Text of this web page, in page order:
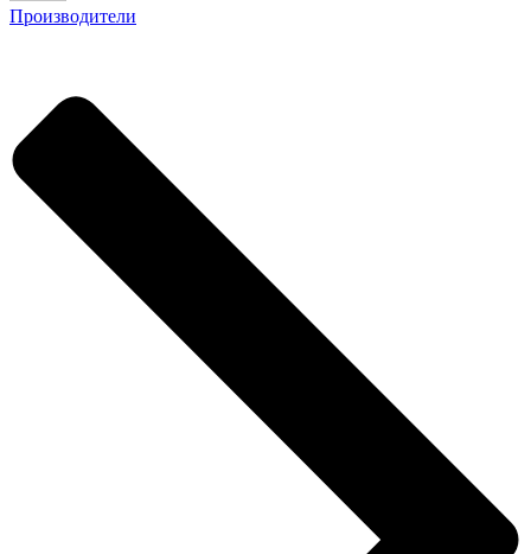
Производители